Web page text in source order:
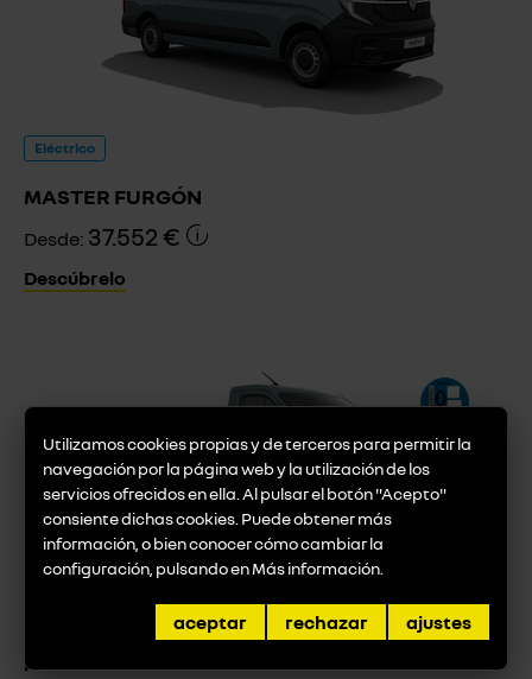
Eléctrico
MASTER FURGÓN
Desde: 37.552 €
Descúbrelo
MASTER PISO Y CHASIS CABINA
Utilizamos cookies propias y de terceros para permitir la
navegación por la página web y la utilización de los
servicios ofrecidos en ella. Al pulsar el botón "Acepto"
consiente dichas cookies. Puede obtener más
información, o bien conocer cómo cambiar la
configuración, pulsando enMás información
aceptar rechazar ajustes